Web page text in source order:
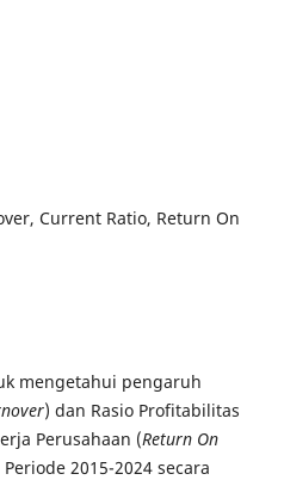
Current Ratio, Return On
mengetahui pengaruh
) dan Rasio Profitabilitas
Perusahaan (Return On
2015-2024 secara